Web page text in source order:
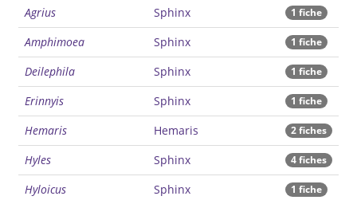
Agrius Sphinx 1 fiche
Amphimoea Sphinx 1 fiche
Deilephila Sphinx 1 fiche
Erinnyis Sphinx 1 fiche
Hemaris Hemaris 2 fiches
Hyles Sphinx 4 fiches
Hyloicus Sphinx 1 fiche